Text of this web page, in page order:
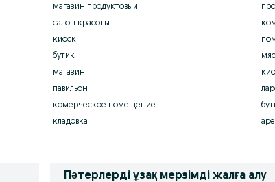
магазин продуктовый
салон красоты
киоск
бутик
магазин
павильон
комерческое помещение
кладовка
Пәтерлерді ұзақ мерзімді жалға алу